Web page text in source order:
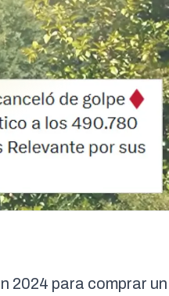
2024 para comprar un